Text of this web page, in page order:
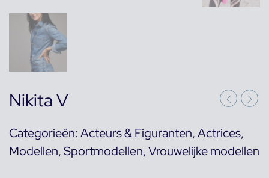
Nikita V
Categorieën:Acteurs & Figuranten,Actrices,
Modellen,Sportmodellen,Vrouwelijke modellen